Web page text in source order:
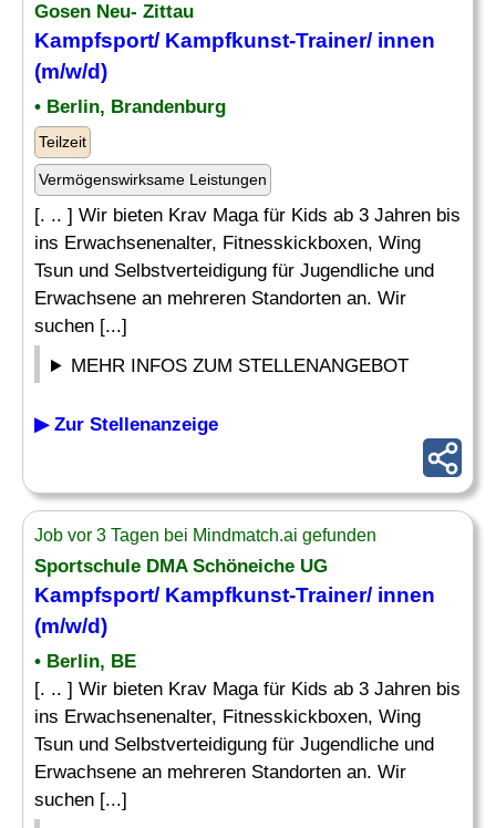
Gosen Neu- Zittau
Kampfsport/ Kampfkunst-Trainer/ innen
(m/w/d)
• Berlin, Brandenburg
Teilzeit
Vermögenswirksame Leistungen
[. .. ] Wir bieten Krav Maga für Kids ab 3 Jahren bis
ins Erwachsenenalter, Fitnesskickboxen, Wing
Tsun und Selbstverteidigung für Jugendliche und
Erwachsene an mehreren Standorten an. Wir
suchen [...]
MEHR INFOS ZUM STELLENANGEBOT
▶ Zur Stellenanzeige
Job vor 3 Tagen bei Mindmatch.ai gefunden
Sportschule DMA Schöneiche UG
Kampfsport/ Kampfkunst-Trainer/ innen
(m/w/d)
• Berlin, BE
[. .. ] Wir bieten Krav Maga für Kids ab 3 Jahren bis
ins Erwachsenenalter, Fitnesskickboxen, Wing
Tsun und Selbstverteidigung für Jugendliche und
Erwachsene an mehreren Standorten an. Wir
suchen [...]